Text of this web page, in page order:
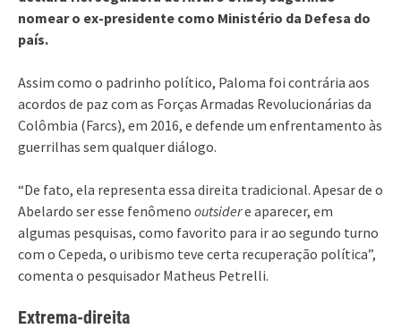
nomear o ex-presidente como Ministério da Defesa do
país.
Assim como o padrinho político, Paloma foi contrária aos
acordos de paz com as Forças Armadas Revolucionárias da
Colômbia (Farcs), em 2016, e defende um enfrentamento às
guerrilhas sem qualquer diálogo.
“De fato, ela representa essa direita tradicional. Apesar de o
Abelardo ser esse fenômeno outsidere aparecer, em
algumas pesquisas, como favorito para ir ao segundo turno
com o Cepeda, o uribismo teve certa recuperação política”,
comenta o pesquisador Matheus Petrelli.
Extrema-direita